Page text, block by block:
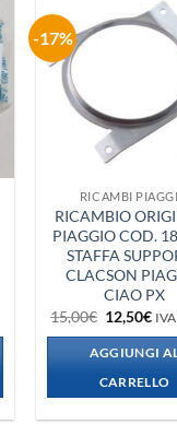
-17%
RICAMBI
RICAMBIO
PIAGGIO COD.
STAFFA
CLACSON
CIAO PX
15,00€ Il
prezzo
originale
era:
15,00€.
12,50€Il
è:
AGGIUNGI
CARRELLO